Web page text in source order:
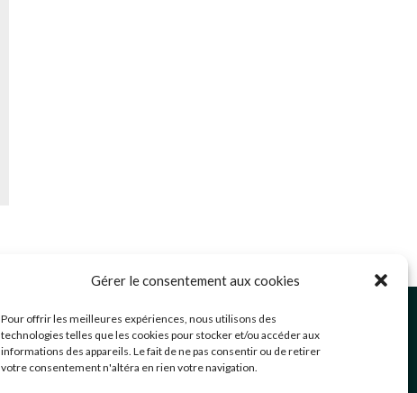
Gérer le consentement aux cookies
Pour offrir les meilleures expériences, nous utilisons des
technologies telles que les cookies pour stocker et/ou accéder aux
informations des appareils. Le fait de ne pas consentir ou de retirer
votre consentement n'altéra en rien votre navigation.
04 72 49 52 49
3 Avenue Jean Estragnat